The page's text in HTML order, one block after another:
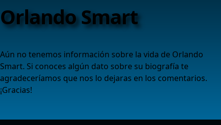
Orlando Smart
Aún no tenemos información sobre la vida de Orlando
Smart. Si conoces algún dato sobre su biografía te
agradeceríamos que nos lo dejaras en los comentarios.
¡Gracias!